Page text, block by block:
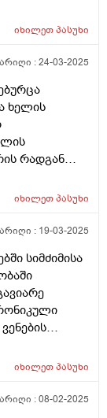
იხილეთპასუხი
:24-03-2025
ხელის
რადგან
და
იხილეთპასუხი
: 19-03-2025
სიმძიმისა
გაკვანძვის
იხილეთპასუხი
:08-02-2025